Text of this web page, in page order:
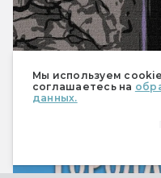
Мы используем
соглашаетесь на
данных.
Мариам
ранее не